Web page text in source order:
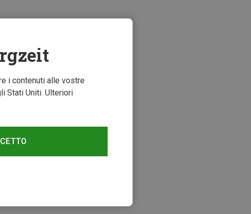
i contenuti alle vostre
Stati Uniti. Ulteriori